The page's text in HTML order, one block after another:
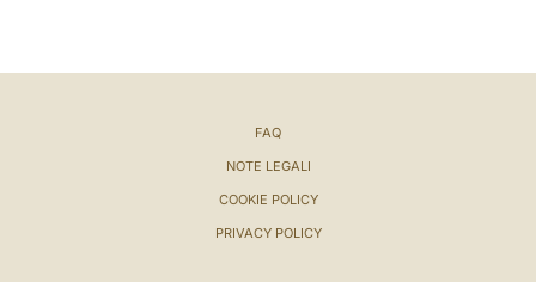
FAQ
NOTE LEGALI
COOKIE POLICY
PRIVACY POLICY